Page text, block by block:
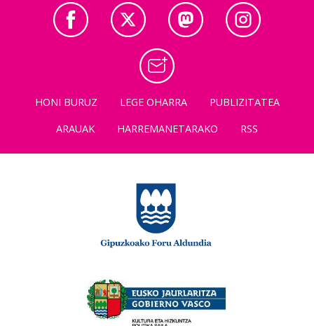
HONI BURUZ LEGE OHARRA
PUBLIZITATEA
ARAUAK
HARREMANETARAKO RSS